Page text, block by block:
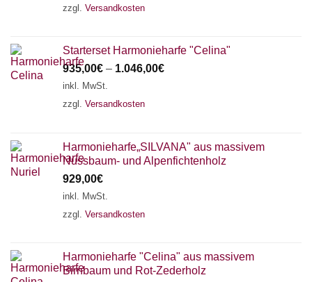
zzgl. Versandkosten
Starterset Harmonieharfe "Celina"
935,00€ – 1.046,00€
inkl. MwSt.
zzgl. Versandkosten
Harmonieharfe„SILVANA" aus massivem
Nussbaum- und Alpenfichtenholz
929,00€
inkl. MwSt.
zzgl. Versandkosten
Harmonieharfe "Celina" aus massivem
Birnbaum und Rot-Zederholz